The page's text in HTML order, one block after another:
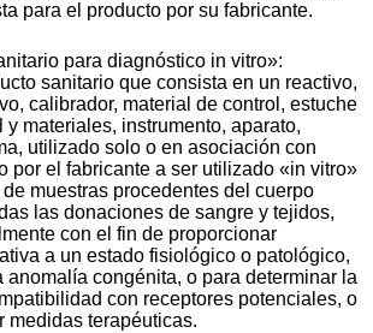
para el producto por su fabricante.
para diagnóstico in vitro»:
sanitario que consista en un reactivo,
calibrador, material de control, estuche
y materiales, instrumento, aparato,
utilizado solo o en asociación con
por el fabricante a ser utilizado «in vitro»
muestras procedentes del cuerpo
las donaciones de sangre y tejidos,
con el fin de proporcionar
a un estado fisiológico o patológico,
anomalía congénita, o para determinar la
con receptores potenciales, o
medidas terapéuticas.